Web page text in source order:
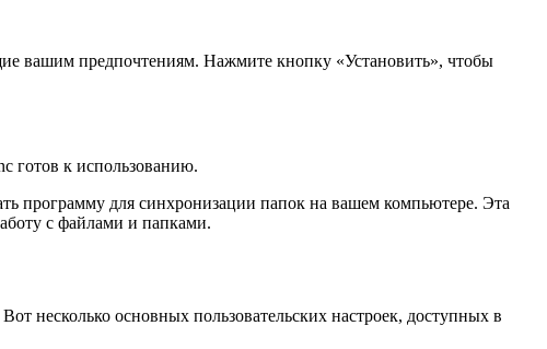
вашим предпочтениям. Нажмите кнопку «Установить», чтобы
готов к использованию.
программу для синхронизации папок на вашем компьютере. Эта
с файлами и папками.
несколько основных пользовательских настроек, доступных в